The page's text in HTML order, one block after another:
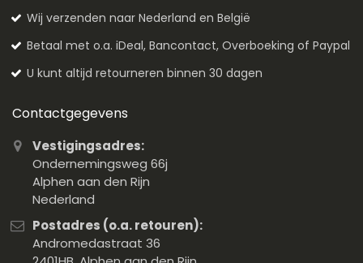
Wij verzenden naar Nederland en België
Betaal met o.a. iDeal, Bancontact, Overboeking of Paypal
U kunt altijd retourneren binnen 30 dagen
Contactgegevens
Vestigingsadres:
Ondernemingsweg 66j
Alphen aan den Rijn
Nederland
Postadres (o.a. retouren):
Andromedastraat 36